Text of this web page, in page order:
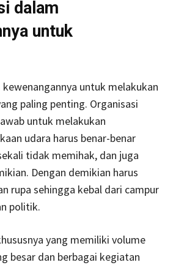
dalam
untuk
untuk melakukan
paling penting. Organisasi
untuk melakukan
udara harus benar-benar
tidak memihak, dan juga
Dengan demikian harus
rupa sehingga kebal dari campur
politik.
yang memiliki volume
besar dan berbagai kegiatan